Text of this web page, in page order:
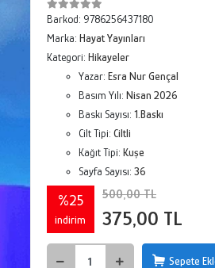
Barkod: 9786256437180
Marka: Hayat Yayınları
Kategori: Hikayeler
Yazar: Esra Nur Gençal
Basım Yılı: Nisan 2026
Baskı Sayısı: 1.Baskı
Cilt Tipi: Ciltli
Kağıt Tipi: Kuşe
Sayfa Sayısı: 36
%25
indirim
500,00 TL
375,00 TL
Sepete